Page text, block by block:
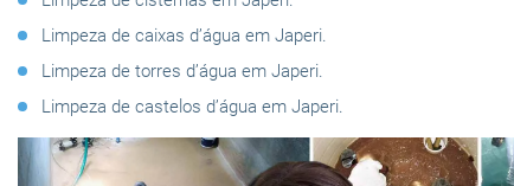
Limpeza de caixas d’água em Japeri.
Limpeza de torres d’água em Japeri.
Limpeza de castelos d’água em Japeri.